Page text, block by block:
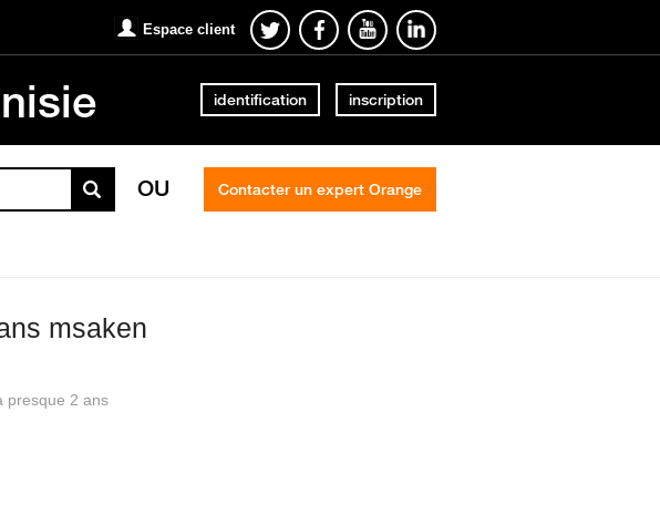
Espace client
identification inscription
OU Contacter un expert Orange
msaken
presque 2 ans